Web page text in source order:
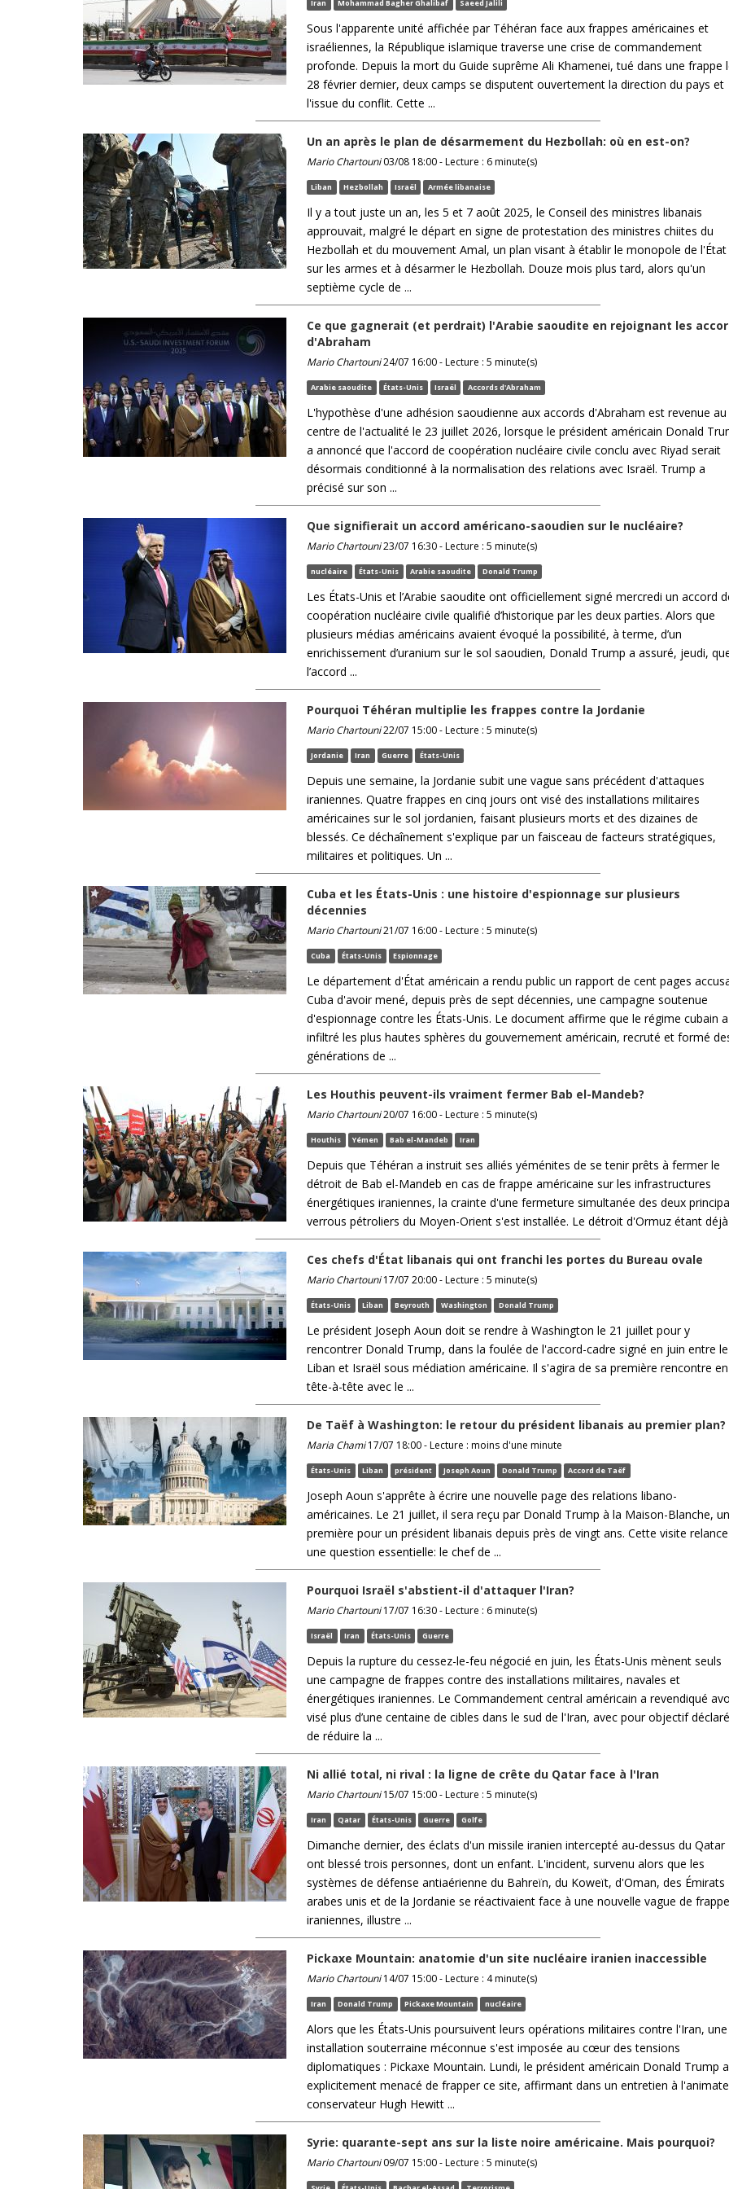
Iran Mohammad Bagher Ghalibaf Saeed Jalili
Sous l'apparente unité affichée par Téhéran face aux frappes américaines et
israéliennes, la République islamique traverse une crise de commandement
profonde. Depuis la mort du Guide suprême Ali Khamenei, tué dans une frappe
28 février dernier, deux camps se disputent ouvertement la direction du pays et
l'issue du conflit. Cette ...
Un an après le plan de désarmement du Hezbollah: où en est-on?
Mario Chartouni03/08 18:00 - Lecture : 6 minute(s)
Liban Hezbollah Israël Armée libanaise
Il y a tout juste un an, les 5 et 7 août 2025, le Conseil des ministres libanais
approuvait, malgré le départ en signe de protestation des ministres chiites du
Hezbollah et du mouvement Amal, un plan visant à établir le monopole de l'État
sur les armes et à désarmer le Hezbollah. Douze mois plus tard, alors qu'un
septième cycle de ...
Ce que gagnerait (et perdrait) l'Arabie saoudite en rejoignant les
d'Abraham
Mario Chartouni24/07 16:00 - Lecture : 5 minute(s)
Arabie saoudite États-Unis Israël Accords d'Abraham
L'hypothèse d'une adhésion saoudienne aux accords d'Abraham est revenue au
centre de l'actualité le 23 juillet 2026, lorsque le président américain Donald
a annoncé que l'accord de coopération nucléaire civile conclu avec Riyad serait
désormais conditionné à la normalisation des relations avec Israël. Trump a
précisé sur son ...
Que signifierait un accord américano-saoudien sur le nucléaire?
Mario Chartouni23/07 16:30 - Lecture : 5 minute(s)
nucléaire États-Unis Arabie saoudite Donald Trump
Les États-Unis et l’Arabie saoudite ont officiellement signé mercredi un accord
coopération nucléaire civile qualifié d’historique par les deux parties. Alors que
plusieurs médias américains avaient évoqué la possibilité, à terme, d’un
enrichissement d’uranium sur le sol saoudien, Donald Trump a assuré, jeudi,
l’accord ...
Pourquoi Téhéran multiplie les frappes contre la Jordanie
Mario Chartouni22/07 15:00 - Lecture : 5 minute(s)
Jordanie Iran Guerre États-Unis
Depuis une semaine, la Jordanie subit une vague sans précédent d'attaques
iraniennes. Quatre frappes en cinq jours ont visé des installations militaires
américaines sur le sol jordanien, faisant plusieurs morts et des dizaines de
blessés. Ce déchaînement s'explique par un faisceau de facteurs stratégiques,
militaires et politiques. Un ...
Cuba et les États-Unis : une histoire d'espionnage sur plusieurs
décennies
Mario Chartouni21/07 16:00 - Lecture : 5 minute(s)
Cuba États-Unis Espionnage
Le département d'État américain a rendu public un rapport de cent pages
Cuba d'avoir mené, depuis près de sept décennies, une campagne soutenue
d'espionnage contre les États-Unis. Le document affirme que le régime cubain
infiltré les plus hautes sphères du gouvernement américain, recruté et formé
générations de ...
Les Houthis peuvent-ils vraiment fermer Bab el-Mandeb?
Mario Chartouni20/07 16:00 - Lecture : 5 minute(s)
Houthis Yémen Bab el-Mandeb Iran
Depuis que Téhéran a instruit ses alliés yéménites de se tenir prêts à fermer le
détroit de Bab el-Mandeb en cas de frappe américaine sur les infrastructures
énergétiques iraniennes, la crainte d'une fermeture simultanée des deux
verrous pétroliers du Moyen-Orient s'est installée. Le détroit d'Ormuz étant déjà
Ces chefs d'État libanais qui ont franchi les portes du Bureau ovale
Mario Chartouni17/07 20:00 - Lecture : 5 minute(s)
États-Unis Liban Beyrouth Washington Donald Trump
Le président Joseph Aoun doit se rendre à Washington le 21 juillet pour y
rencontrer Donald Trump, dans la foulée de l'accord-cadre signé en juin entre le
Liban et Israël sous médiation américaine. Il s'agira de sa première rencontre en
tête-à-tête avec le ...
De Taëf à Washington: le retour du président libanais au premier plan?
Maria Chami17/07 18:00 - Lecture : moins d'une minute
États-Unis Liban président Joseph Aoun Donald Trump Accord de Taëf
Joseph Aoun s'apprête à écrire une nouvelle page des relations libano-
américaines. Le 21 juillet, il sera reçu par Donald Trump à la Maison-Blanche,
première pour un président libanais depuis près de vingt ans. Cette visite relance
une question essentielle: le chef de ...
Pourquoi Israël s'abstient-il d'attaquer l'Iran?
Mario Chartouni17/07 16:30 - Lecture : 6 minute(s)
Israël Iran États-Unis Guerre
Depuis la rupture du cessez-le-feu négocié en juin, les États-Unis mènent seuls
une campagne de frappes contre des installations militaires, navales et
énergétiques iraniennes. Le Commandement central américain a revendiqué
visé plus d’une centaine de cibles dans le sud de l'Iran, avec pour objectif déclaré
de réduire la ...
Ni allié total, ni rival : la ligne de crête du Qatar face à l'Iran
Mario Chartouni15/07 15:00 - Lecture : 5 minute(s)
Iran Qatar États-Unis Guerre Golfe
Dimanche dernier, des éclats d'un missile iranien intercepté au-dessus du Qatar
ont blessé trois personnes, dont un enfant. L'incident, survenu alors que les
systèmes de défense antiaérienne du Bahreïn, du Koweït, d'Oman, des Émirats
arabes unis et de la Jordanie se réactivaient face à une nouvelle vague de
iraniennes, illustre ...
Pickaxe Mountain: anatomie d'un site nucléaire iranien inaccessible
Mario Chartouni14/07 15:00 - Lecture : 4 minute(s)
Iran Donald Trump Pickaxe Mountain nucléaire
Alors que les États-Unis poursuivent leurs opérations militaires contre l'Iran, une
installation souterraine méconnue s'est imposée au cœur des tensions
diplomatiques : Pickaxe Mountain. Lundi, le président américain Donald Trump a
explicitement menacé de frapper ce site, affirmant dans un entretien à
conservateur Hugh Hewitt ...
Syrie: quarante-sept ans sur la liste noire américaine. Mais pourquoi?
Mario Chartouni09/07 15:00 - Lecture : 5 minute(s)